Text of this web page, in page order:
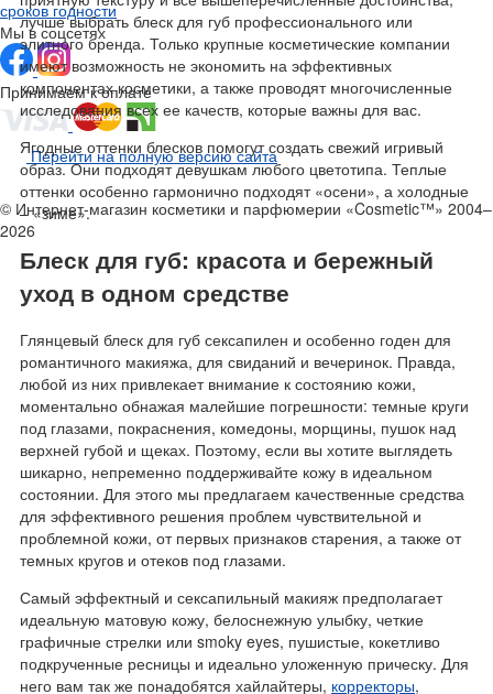
лучше выбрать блеск для губ профессионального или
элитного бренда. Только крупные косметические компании
имеют возможность не экономить на эффективных
компонентах косметики, а также проводят многочисленные
исследования всех ее качеств, которые важны для вас.
Ягодные оттенки блесков помогут создать свежий игривый
образ. Они подходят девушкам любого цветотипа. Теплые
оттенки особенно гармонично подходят «осени», а холодные
– «зиме».
Блеск для губ: красота и бережный
уход в одном средстве
Глянцевый блеск для губ сексапилен и особенно годен для
романтичного макияжа, для свиданий и вечеринок. Правда,
любой из них привлекает внимание к состоянию кожи,
моментально обнажая малейшие погрешности: темные круги
под глазами, покраснения, комедоны, морщины, пушок над
верхней губой и щеках. Поэтому, если вы хотите выглядеть
шикарно, непременно поддерживайте кожу в идеальном
состоянии. Для этого мы предлагаем качественные средства
для эффективного решения проблем чувствительной и
проблемной кожи, от первых признаков старения, а также от
темных кругов и отеков под глазами.
Самый эффектный и сексапильный макияж предполагает
идеальную матовую кожу, белоснежную улыбку, четкие
графичные стрелки или smoky eyes, пушистые, кокетливо
подкрученные ресницы и идеально уложенную прическу. Для
него вам так же понадобятся хайлайтеры, корректоры,
сроков годности
Мы в соцсетях
Принимаем к оплате
Перейти на полную версию сайта
© Интернет-магазин косметики и парфюмерии «Cosmetic™» 2004–
2026